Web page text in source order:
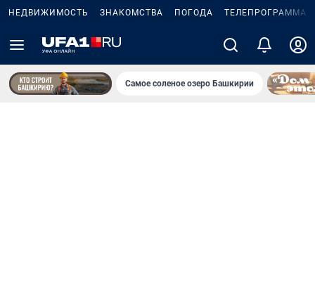
НЕДВИЖИМОСТЬ ЗНАКОМСТВА ПОГОДА ТЕЛЕПРОГРАММА
Самое соленое озеро Башкирии